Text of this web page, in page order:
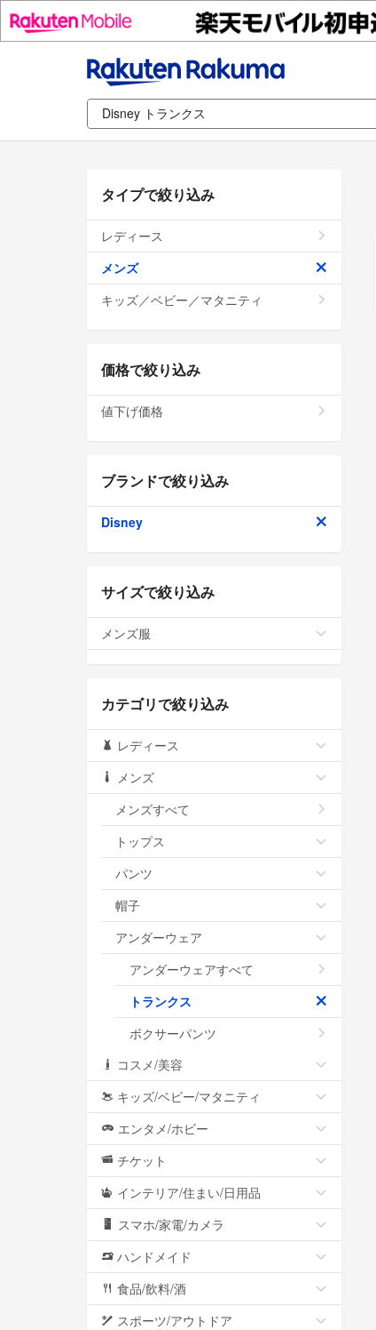
タイプで絞り込み
レディース
メンズ
キッズ／ベビー／マタニティ
価格で絞り込み
値下げ価格
ブランドで絞り込み
Disney
サイズで絞り込み
メンズ服
カテゴリで絞り込み
レディース
メンズ
メンズすべて
トップス
パンツ
帽子
アンダーウェア
アンダーウェアすべて
トランクス
ボクサーパンツ
コスメ/美容
キッズ/ベビー/マタニティ
エンタメ/ホビー
チケット
インテリア/住まい/日用品
スマホ/家電/カメラ
ハンドメイド
食品/飲料/酒
スポーツ/アウトドア